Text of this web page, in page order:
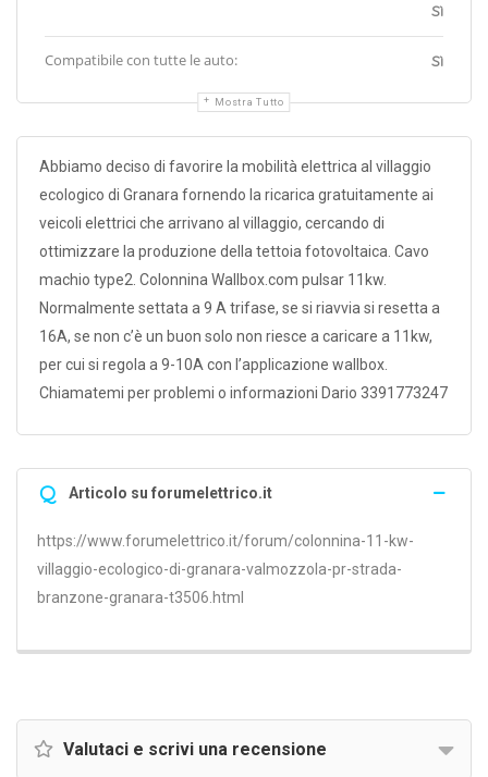
Sì
Compatibile con tutte le auto: Sì
Mostra Tutto
Abbiamo deciso di favorire la mobilità elettrica al villaggio
ecologico di Granara fornendo la ricarica gratuitamente ai
veicoli elettrici che arrivano al villaggio, cercando di
ottimizzare la produzione della tettoia fotovoltaica. Cavo
machio type2. Colonnina Wallbox.com pulsar 11kw.
Normalmente settata a 9 A trifase, se si riavvia si resetta a
16A, se non c’è un buon solo non riesce a caricare a 11kw,
per cui si regola a 9-10A con l’applicazione wallbox.
Chiamatemi per problemi o informazioni Dario 3391773247
Q Articolo su forumelettrico.it
https://www.forumelettrico.it/forum/colonnina-11-kw-
villaggio-ecologico-di-granara-valmozzola-pr-strada-
branzone-granara-t3506.html
Valutaci e scrivi una recensione